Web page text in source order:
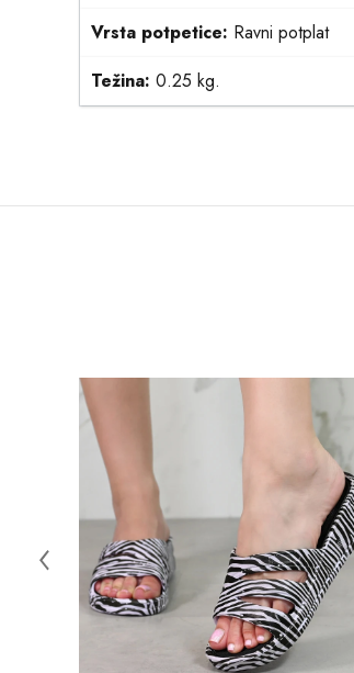
Vrsta potpetice: Ravni potplat
Težina: 0.25 kg.